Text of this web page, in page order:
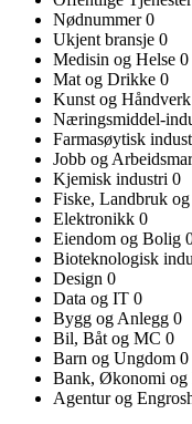
Nødnummer0
Ukjent bransje 0
Medisin og Helse 0
Mat og Drikke 0
Kunst og Håndverk
Næringsmiddel-
Farmasøytisk
Jobb og
Kjemisk industri 0
Fiske, Landbruk
Elektronikk 0
Eiendom og Bolig
Bioteknologisk
Design 0
Data og IT 0
Bygg og Anlegg 0
Bil, Båt og MC 0
Barn og Ungdom 0
Bank, Økonomi og
Agentur og